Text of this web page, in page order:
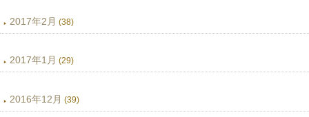
2017年2月 (38)
2017年1月 (29)
2016年12月 (39)